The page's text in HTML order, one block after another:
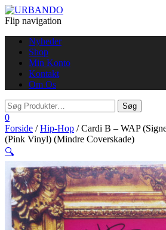
Flip navigation
Nyheder
Shop
Min Konto
Kontakt
Om Os
0
Forside /Hip-Hop / Cardi B – WAP
(Pink Vinyl) (Mindre Coverskade)
🔍